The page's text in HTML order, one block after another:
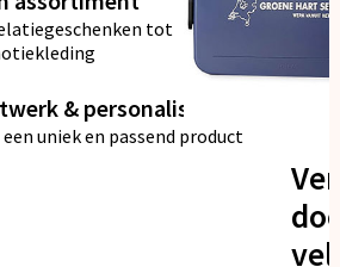
tot
& personalisatie
uniek en passend product